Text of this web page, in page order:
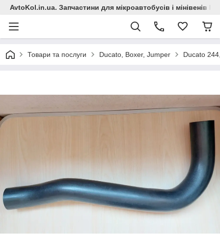
AvtoKol.in.ua. Запчастини для мікроавтобусів і мінівенів
Товари та послуги Ducato, Boxer, Jumper Ducato